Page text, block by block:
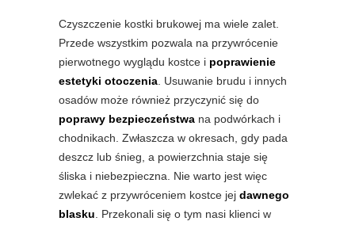
Czyszczenie kostki brukowej ma wiele zalet.
Przede wszystkim pozwala na przywrócenie
pierwotnego wyglądu kostce i poprawienie
estetyki otoczenia . Usuwanie brudu i innych
osadów może również przyczynić się do
poprawy bezpieczeństwa na podwórkach i
chodnikach. Zwłaszcza w okresach, gdy pada
deszcz lub śnieg, a powierzchnia staje się
śliska i niebezpieczna. Nie warto jest więc
zwlekać z przywróceniem kostce jej dawnego
blasku . Przekonali się o tym nasi klienci w